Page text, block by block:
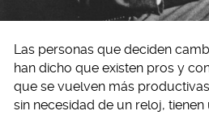
Las personas que deciden
han dicho que existen pros y
que se vuelven más
sin necesidad de un reloj,